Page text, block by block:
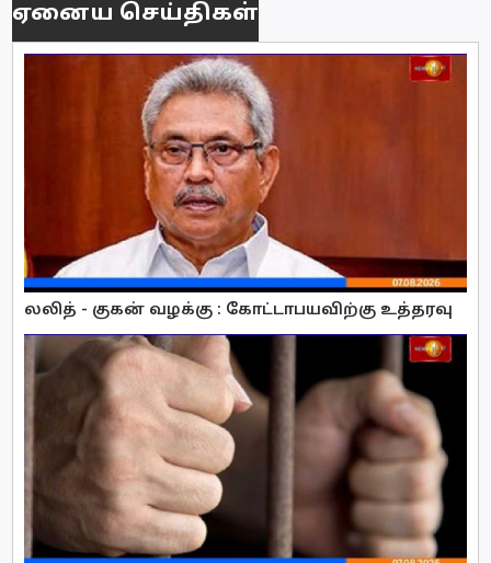
ஏனைய செய்திகள்
லலித் - குகன் வழக்கு : கோட்டாபயவிற்கு உத்தரவு